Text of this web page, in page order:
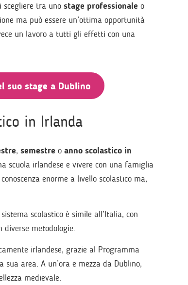
scegliere tra uno stage professionale o
ma può essere un’ottima opportunità
un lavoro a tutti gli effetti con una
suo stage a Dublino
in Irlanda
, semestre o anno scolastico in
scuola irlandese e vivere con una famiglia
enorme a livello scolastico ma,
scolastico è simile all’Italia, con
metodologie.
irlandese, grazie al Programma
sua area. A un’ora e mezza da Dublino,
medievale.